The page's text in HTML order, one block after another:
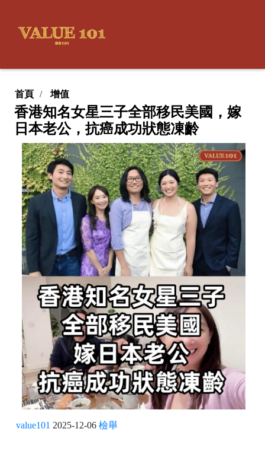
首頁 增值
香港知名女星三子全部移民美國，嫁
日本老公，抗癌成功狀態凍齡
value101 2025-12-06 檢舉